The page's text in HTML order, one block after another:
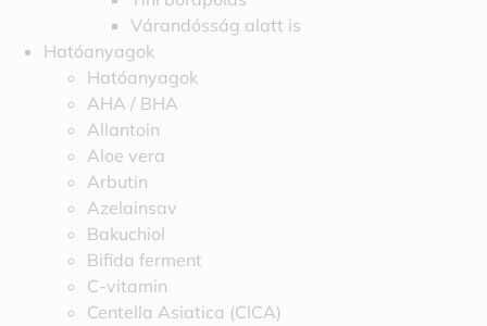
Várandósság alatt is
Hatóanyagok
Hatóanyagok
AHA / BHA
Allantoin
Aloe vera
Arbutin
Azelainsav
Bakuchiol
Bifida ferment
C-vitamin
Centella Asiatica (CICA)